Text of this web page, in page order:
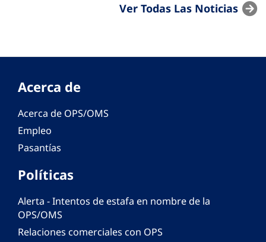
Ver Todas Las Noticias
Acerca de
Acerca de OPS/OMS
Empleo
Pasantías
Políticas
Alerta - Intentos de estafa en nombre de la
OPS/OMS
Relaciones comerciales con OPS